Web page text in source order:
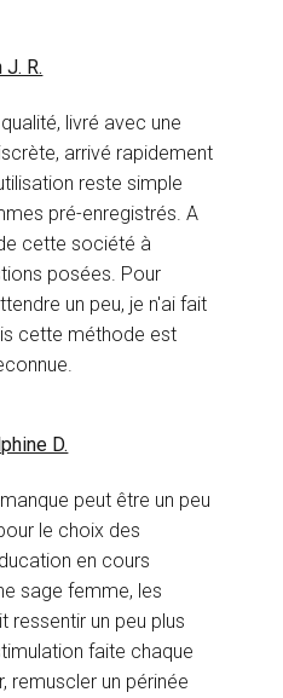
J. R.
livré avec une
arrivé rapidement
reste simple
pré-enregistrés. A
cette société à
posées. Pour
un peu, je n'ai fait
cette méthode est
D.
peut être un peu
le choix des
en cours
sage femme, les
ressentir un peu plus
faite chaque
remuscler un périnée